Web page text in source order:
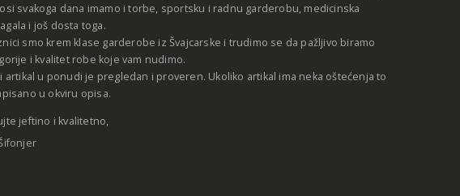
svakoga dana imamo i torbe, sportsku i radnu garderobu, medicinska
i još dosta toga.
smo krem klase garderobe iz Švajcarske i trudimo se da pažljivo biramo
i kvalitet robe koje vam nudimo.
artikal u ponudi je pregledan i proveren. Ukoliko artikal ima neka oštećenja to
u okviru opisa.
jeftino i kvalitetno,